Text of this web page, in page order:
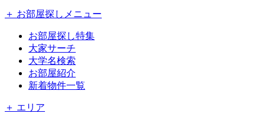
＋ お部屋探しメニュー
お部屋探し特集
大家サーチ
大学名検索
お部屋紹介
新着物件一覧
＋ エリア